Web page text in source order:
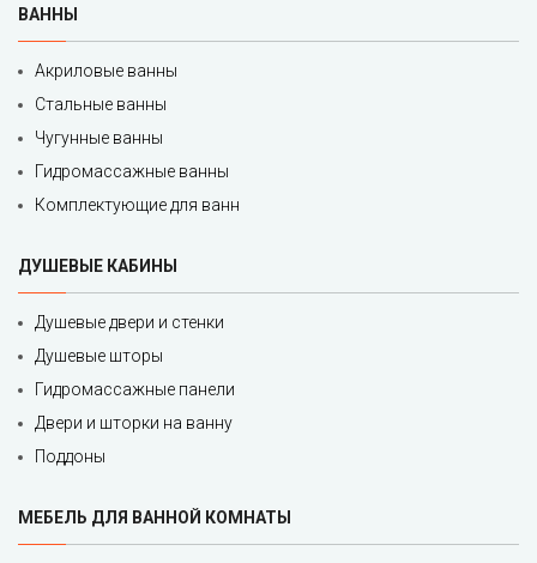
ВАННЫ
Акриловые ванны
Стальные ванны
Чугунные ванны
Гидромассажные ванны
Комплектующие для ванн
ДУШЕВЫЕ КАБИНЫ
Душевые двери и стенки
Душевые шторы
Гидромассажные панели
Двери и шторки на ванну
Поддоны
МЕБЕЛЬ ДЛЯ ВАННОЙ КОМНАТЫ